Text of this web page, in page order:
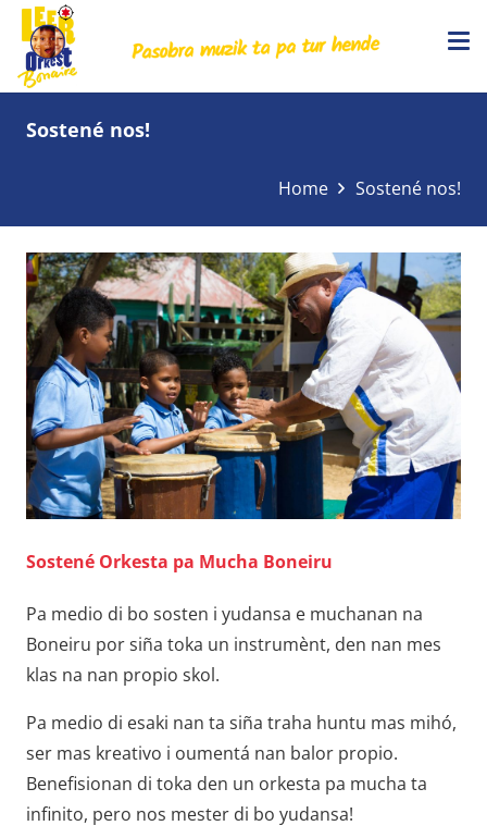
Sostené nos!
Home Sostené nos!
Sostené Orkesta pa Mucha Boneiru
Pa medio di bo sosten i yudansa e muchanan na
Boneiru por siña toka un instrumènt, den nan mes
klas na nan propio skol.
Pa medio di esaki nan ta siña traha huntu mas mihó,
ser mas kreativo i oumentá nan balor propio.
Benefisionan di toka den un orkesta pa mucha ta
infinito, pero nos mester di bo yudansa!